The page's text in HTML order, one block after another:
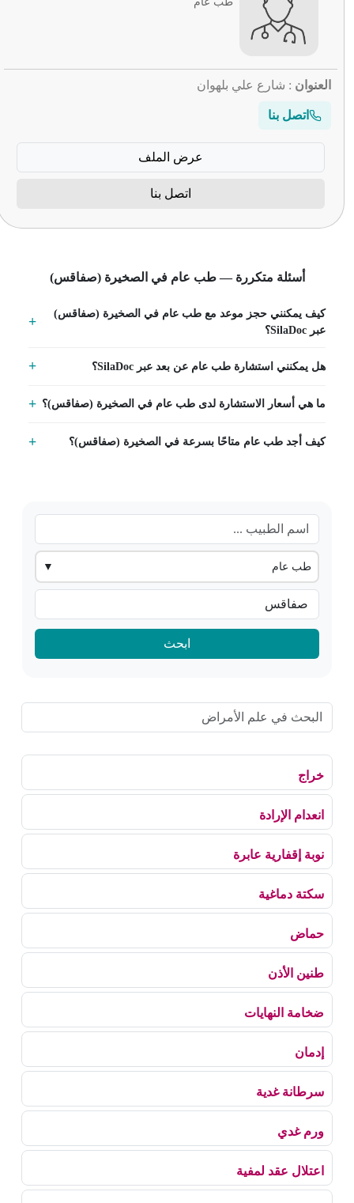
طب عام
ابحث
خراج
انعدام الإرادة
نوبة إقفارية عابرة
سكتة دماغية
حماض
طنين الأذن
ضخامة النهايات
إدمان
سرطانة غدية
ورم غدي
اعتلال عقد لمفية
العنوان : شارع علي بلهوان
اتصل بنا
عرض الملف
اتصل بنا
أسئلة متكررة — طب عام في الصخيرة (صفاقس)
كيف يمكنني حجز موعد مع طب عام في الصخيرة (صفاقس)
عبر SilaDoc؟
هل يمكنني استشارة طب عام عن بعد عبر SilaDoc؟
ما هي أسعار الاستشارة لدى طب عام في الصخيرة (صفاقس)؟
كيف أجد طب عام متاحًا بسرعة في الصخيرة (صفاقس)؟